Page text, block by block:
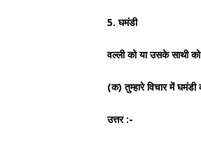
5. घमंडी
वल्ली को या उसके साथी
(क) तुम्हारे विचार में घमंडी
उत्तर :-